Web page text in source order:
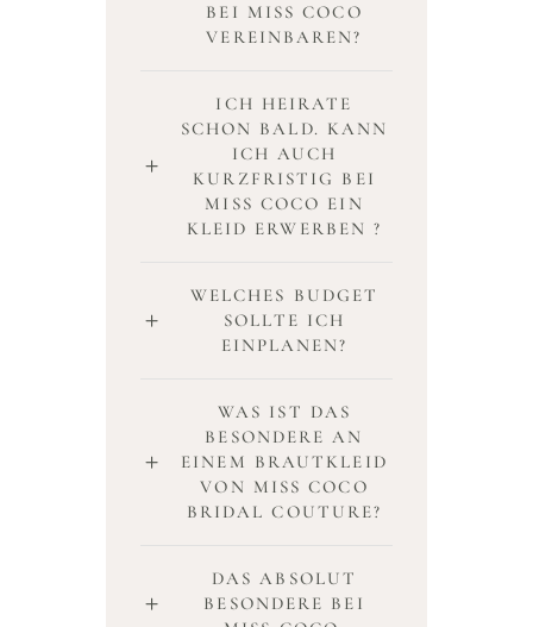
BEI MISS COCO
VEREINBAREN?
ICH HEIRATE
SCHON BALD. KANN
ICH AUCH
KURZFRISTIG BEI
MISS COCO EIN
KLEID ERWERBEN ?
WELCHES BUDGET
SOLLTE ICH
EINPLANEN?
WAS IST DAS
BESONDERE AN
EINEM BRAUTKLEID
VON MISS COCO
BRIDAL COUTURE?
DAS ABSOLUT
BESONDERE BEI